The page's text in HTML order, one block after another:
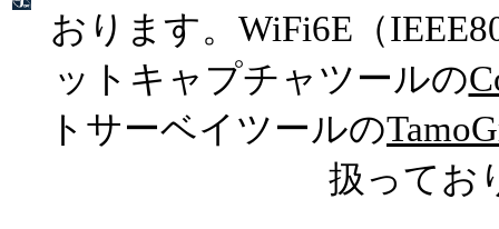
おります。WiFi6E（
ットキャプチャツールの
トサーベイツールの
扱ってお